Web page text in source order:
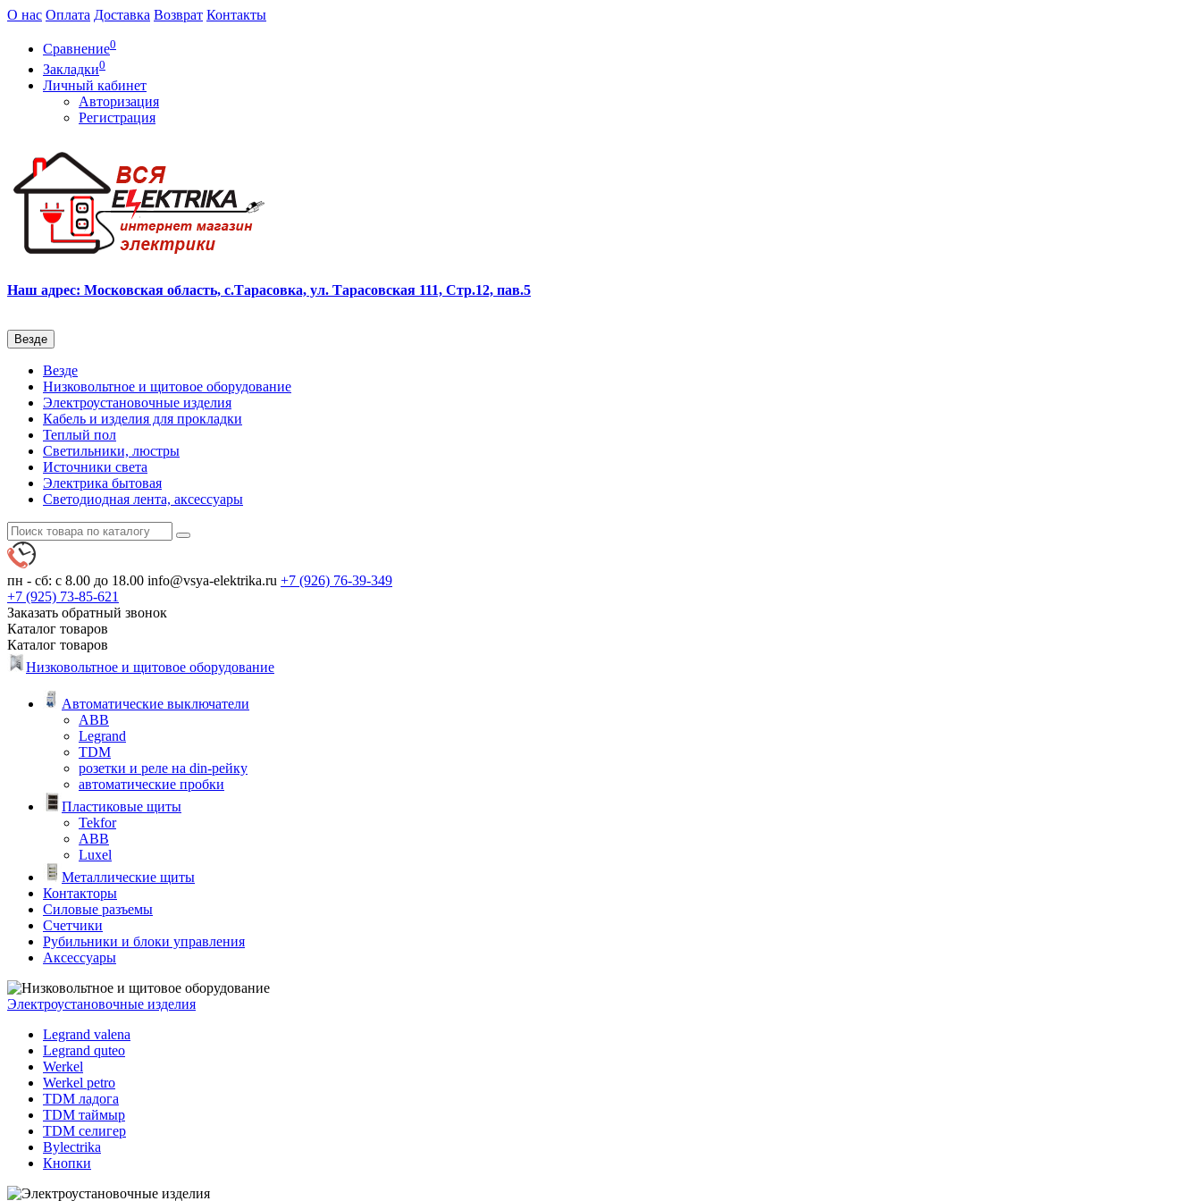
О нас Оплата Доставка Возврат Контакты
Сравнение0
Закладки0
Личный кабинет
Авторизация
Регистрация
Наш адрес: Московская область, с.Тарасовка, ул. Тарасовская 111, Стр.12, пав.5
Везде
Везде
Низковольтное и щитовое оборудование
Электроустановочные изделия
Кабель и изделия для прокладки
Теплый пол
Светильники, люстры
Источники света
Электрика бытовая
Светодиодная лента, аксессуары
пн - сб: с 8.00 до 18.00 info@vsya-elektrika.ru +7 (926) 76-39-349
+7 (925) 73-85-621
Заказать обратный звонок
Каталог товаров
Каталог товаров
Низковольтное и щитовое оборудование
Автоматические выключатели
ABB
Legrand
TDM
розетки и реле на din-рейку
автоматические пробки
Пластиковые щиты
Tekfor
ABB
Luxel
Металлические щиты
Контакторы
Силовые разъемы
Счетчики
Рубильники и блоки управления
Аксессуары
Электроустановочные изделия
Legrand valena
Legrand quteo
Werkel
Werkel petro
TDM ладога
TDM таймыр
TDM селигер
Bylectrika
Кнопки